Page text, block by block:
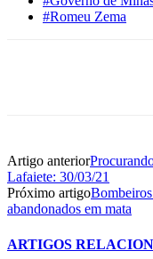
#Romeu Zema
Artigo anterior
Lafaiete: 30/03/21
Próximo artigo
abandonados em mata
ARTIGOS